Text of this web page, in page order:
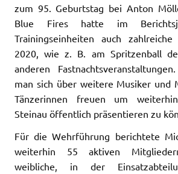
zum 95. Geburtstag bei Anton
Blue Fires hatte im
Trainingseinheiten auch
2020, wie z. B. am Spritzenball
anderen
man sich über weitere Musiker und
Tänzerinnen freuen um
Steinau öffentlich präsentieren zu
Für die Wehrführung berichtete
weiterhin 55 aktiven
weibliche, in der